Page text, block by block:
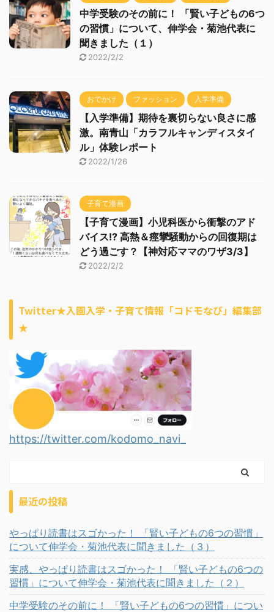
中学受験のその前に！ 「賢い子どもの6つ
の習慣」について、伸学会・菊池代表に
聞きました（１）
2022/2/2
おでかけ ファッション 入学準備
【入学準備】期待を裏切らない良さに感
激。南青山「カラフルキャンディスタイ
ル」体験レポート
2022/1/26
子育て漫画
【子育て漫画】小児科医から衝撃のアド
バイス!? 高熱＆痙攣騒動からの回復期は
どう過ごす？【神対応ママのワザ3/3】
2022/2/2
Twitter★入園入学・子育て情報「コドモなび」編集部
★
https://twitter.com/kodomo_navi_
最近の投稿
やっぱり読書はスゴかった！ 「賢い子どもの6つの習慣」
について伸学会・菊池代表に聞きました（３）
実感、やっぱり読書はスゴかった！ 「賢い子どもの6つの
習慣」について伸学会・菊池代表に聞きました（２）
中学受験のその前に！ 「賢い子どもの6つの習慣」につい